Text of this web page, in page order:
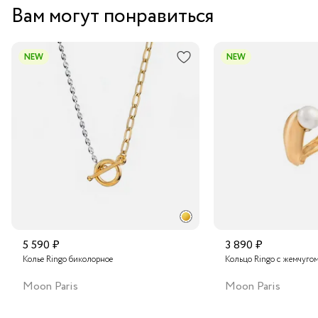
Вам могут понравиться
NEW
5 590 ₽
Колье Ringo биколорное
Moon Paris
NEW
3 890 ₽
Кольцо Ringo с
Moon Paris